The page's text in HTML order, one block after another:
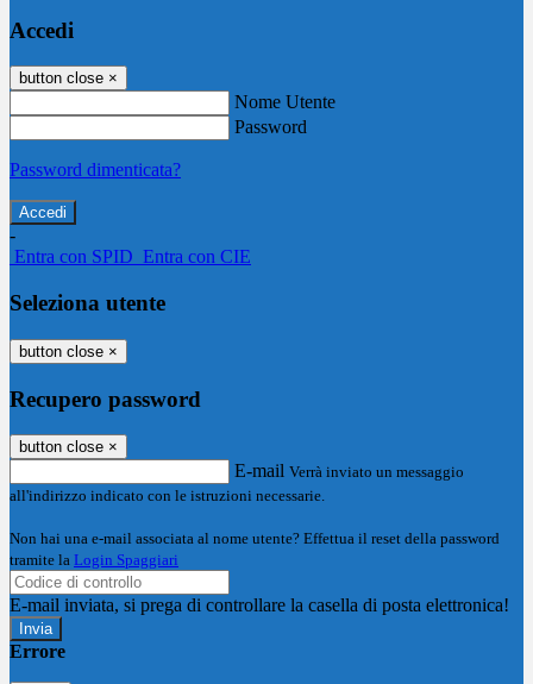
Accedi
button close ×
Nome Utente
Password
Password dimenticata?
-
Entra con SPID Entra con CIE
Seleziona utente
button close ×
Recupero password
button close ×
E-mail Verrà inviato un messaggio
all'indirizzo indicato con le istruzioni necessarie.
Non hai una e-mail associata al nome utente? Effettua il reset della password
tramite la Login Spaggiari
E-mail inviata, si prega di controllare la casella di posta elettronica!
Errore